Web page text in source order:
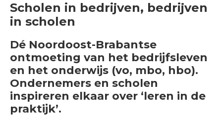
Scholen in bedrijven, bedrijven
in scholen
Dé Noordoost-Brabantse
ontmoeting van het bedrijfsleven
en het onderwijs (vo, mbo, hbo).
Ondernemers en scholen
inspireren elkaar over ‘leren in de
praktijk’.